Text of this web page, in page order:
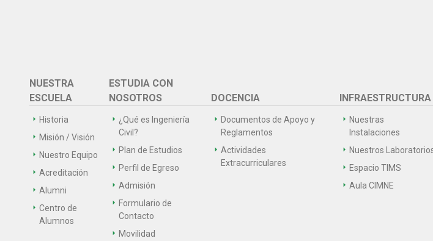
NUESTRA
ESCUELA
Historia
Misión / Visión
Nuestro Equipo
Acreditación
Alumni
Centro de
Alumnos
ESTUDIA CON
NOSOTROS
¿Qué es Ingeniería
Civil?
Plan de Estudios
Perfil de Egreso
Admisión
Formulario de
Contacto
Movilidad
DOCENCIA
Documentos de Apoyo y
Reglamentos
Actividades
Extracurriculares
INFRAESTRUCTURA
Nuestras
Instalaciones
Nuestros
Espacio TIMS
Aula CIMNE